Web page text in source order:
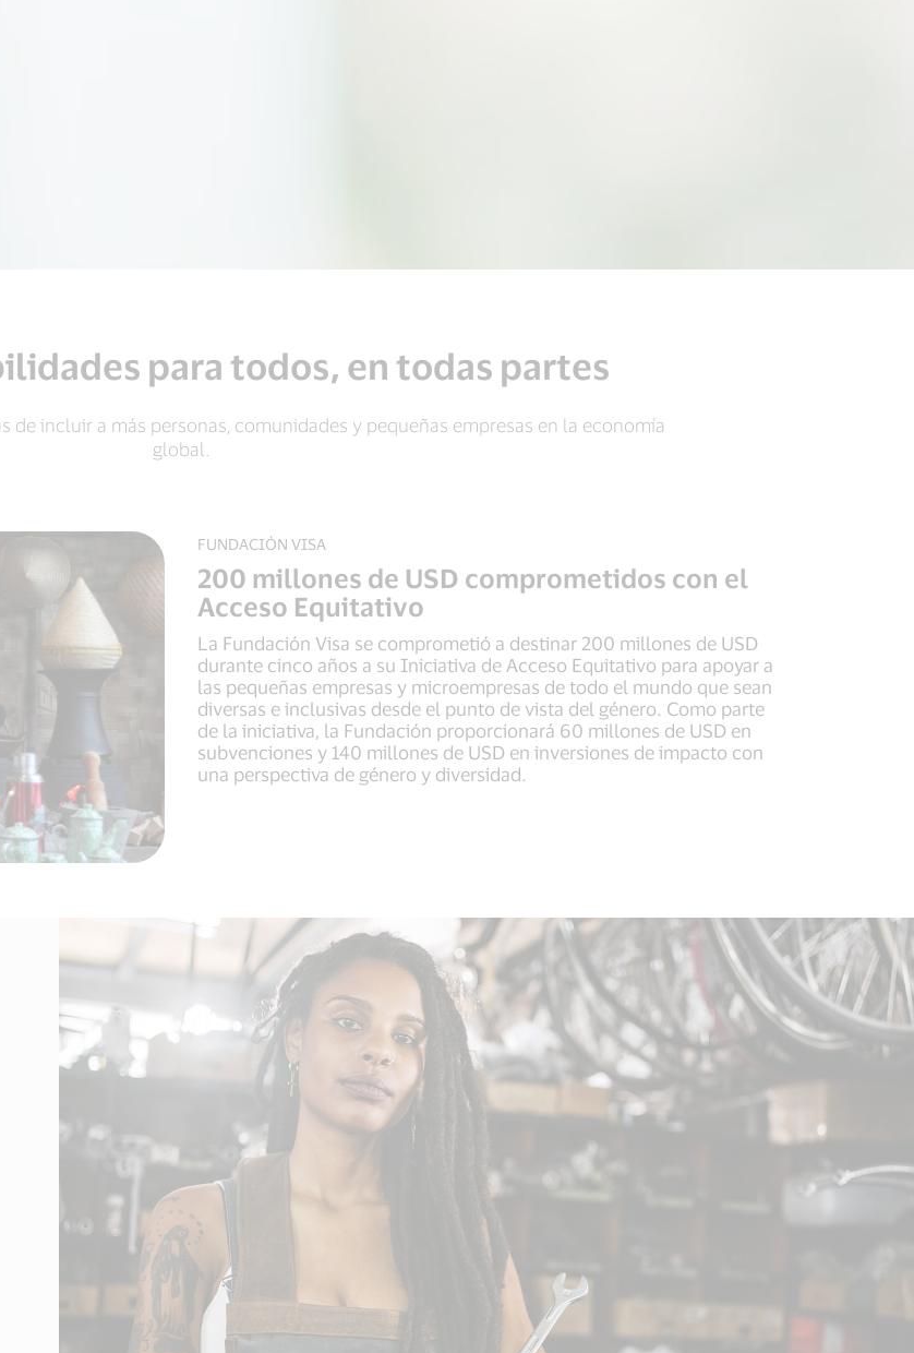
para todos, en todas partes
de incluir a más personas, comunidades y pequeñas empresas en la economía
global.
FUNDACIÓN VISA
200 millones de USD comprometidos con el
Acceso Equitativo
La Fundación Visa se comprometió a destinar 200 millones de USD
durante cinco años a su Iniciativa de Acceso Equitativo para apoyar a
las pequeñas empresas y microempresas de todo el mundo que sean
diversas e inclusivas desde el punto de vista del género. Como parte
de la iniciativa, la Fundación proporcionará 60 millones de USD en
subvenciones y 140 millones de USD en inversiones de impacto con
una perspectiva de género y diversidad.